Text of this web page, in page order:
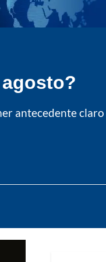
agosto?
antecedente